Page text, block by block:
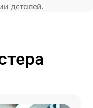
деталей.